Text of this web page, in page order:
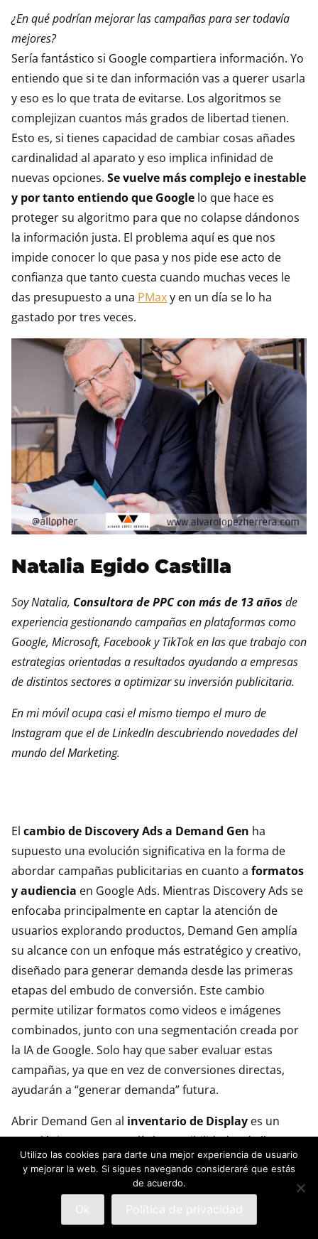
¿En qué podrían mejorar las campañas para ser todavía
mejores?
Sería fantástico si Google compartiera información. Yo
entiendo que si te dan información vas a querer usarla
y eso es lo que trata de evitarse. Los algoritmos se
complejizan cuantos más grados de libertad tienen.
Esto es, si tienes capacidad de cambiar cosas añades
cardinalidad al aparato y eso implica infinidad de
nuevas opciones. Se vuelve más complejo e inestable
y por tanto entiendo que Google lo que hace es
proteger su algoritmo para que no colapse dándonos
la información justa. El problema aquí es que nos
impide conocer lo que pasa y nos pide ese acto de
confianza que tanto cuesta cuando muchas veces le
das presupuesto a una PMaxy en un día se lo ha
gastado por tres veces.
Natalia Egido Castilla
Soy Natalia, Consultora de PPC con más de 13 años de
experiencia gestionando campañas en plataformas como
Google, Microsoft, Facebook y TikTok en las que trabajo con
estrategias orientadas a resultados ayudando a empresas
de distintos sectores a optimizar su inversión publicitaria.
En mi móvil ocupa casi el mismo tiempo el muro de
Instagram que el de LinkedIn descubriendo novedades del
mundo del Marketing.
El cambio de Discovery Ads a Demand Gen ha
supuesto una evolución significativa en la forma de
abordar campañas publicitarias en cuanto a formatos
y audiencia en Google Ads. Mientras Discovery Ads se
enfocaba principalmente en captar la atención de
usuarios explorando productos, Demand Gen amplía
su alcance con un enfoque más estratégico y creativo,
diseñado para generar demanda desde las primeras
etapas del embudo de conversión. Este cambio
permite utilizar formatos como videos e imágenes
combinados, junto con una segmentación creada por
la IA de Google. Solo hay que saber evaluar estas
campañas, ya que en vez de conversiones directas,
ayudarán a “generar demanda” futura.
Abrir Demand Gen al inventario de Display es un
paso lógico ya que amplía las posibilidades de llegar a
audiencias relevantes en momentos receptivos del
público, aprovechando el alcance masivo de Google.
Sin embargo, es crucial que esta expansión mantenga
la calidad del targeting y evite el tan temido fraude del
Utilizo las cookies para darte una mejor experiencia de usuario
y mejorar la web. Si sigues navegando consideraré que estás
de acuerdo.
Ok Política de privacidad